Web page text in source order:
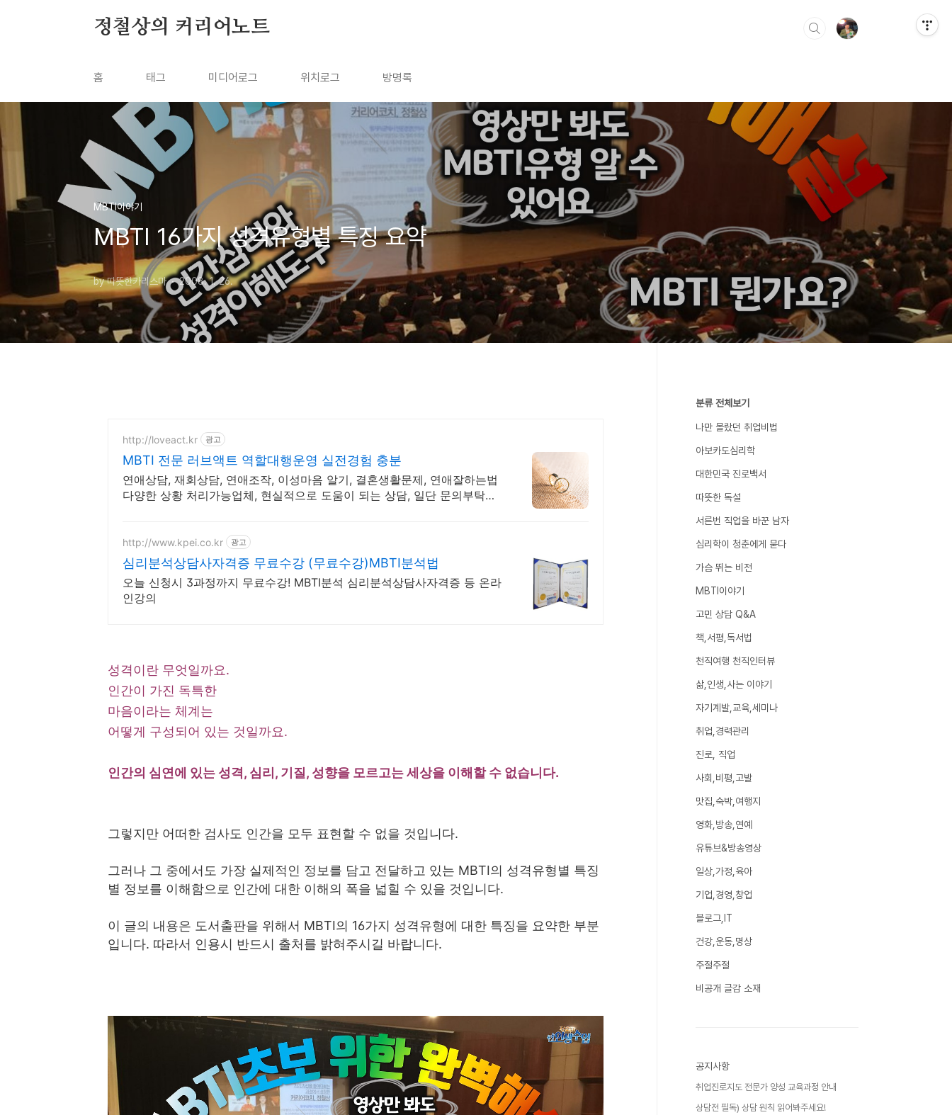
정철상의 커리어노트
홈 태그 미디어로그 위치로그 방명록
MBTI이야기
MBTI 16가지 성격유형별 특징 요약
by 따뜻한카리스마 2008. 1. 26.
http://loveact.kr 광고
MBTI 전문 러브액트 역할대행운영 실전경험 충분
연애상담, 재회상담, 연애조작, 이성마음 알기, 결혼생활문제, 연애잘하는법
다양한 상황 처리가능업체, 현실적으로 도움이 되는 상담, 일단 문의부탁드
http://www.kpei.co.kr 광고
심리분석상담사자격증 무료수강 (무료수강)MBTI분석법
오늘 신청시 3과정까지 무료수강! MBTI분석 심리분석상담사자격증 등 온라
인강의
성격이란 무엇일까요.
인간이 가진 독특한
마음이라는 체계는
어떻게 구성되어 있는 것일까요.
인간의 심연에 있는 성격, 심리, 기질, 성향을 모르고는 세상을 이해할 수 없습니다.
그렇지만 어떠한 검사도 인간을 모두 표현할 수 없을 것입니다.
그러나 그 중에서도 가장 실제적인 정보를 담고 전달하고 있는 MBTI의 성격유형별 특징
별 정보를 이해함으로 인간에 대한 이해의 폭을 넓힐 수 있을 것입니다.
이 글의 내용은 도서출판을 위해서 MBTI의 16가지 성격유형에 대한 특징을 요약한 부분
입니다. 따라서 인용시 반드시 출처를 밝혀주시길 바랍니다.
분류 전체보기
나만 몰랐던 취업비법
아보카도심리학
대한민국 진로백서
따뜻한 독설
서른번 직업을 바꾼 남자
심리학이 청춘에게 묻다
가슴 뛰는 비전
MBTI이야기
고민 상담 Q&A
책,서평,독서법
천직여행 천직인터뷰
삶,인생,사는 이야기
자기계발,교육,세미나
취업,경력관리
진로, 직업
사회,비평,고발
맛집,숙박,여행지
영화,방송,연예
유튜브&방송영상
일상,가정,육아
기업,경영,창업
블로그,IT
건강,운동,명상
주절주절
비공개 글감 소재
공지사항
취업진로지도 전문가 양성 교육과정 안내
상담전 필독) 상담 원칙 읽어봐주세요!